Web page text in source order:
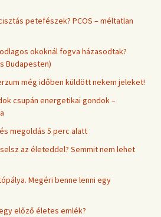
petefészek? PCOS – méltatlan
okoknál fogva házasodtak?
Budapesten)
még időben küldött nekem jeleket!
csupán energetikai gondok –
megoldás 5 perc alatt
az életeddel? Semmit nem lehet
Megéri benne lenni egy
előző életes emlék?